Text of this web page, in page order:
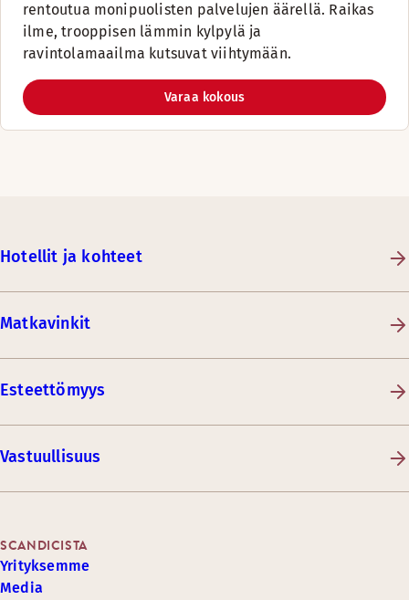
rentoutua monipuolisten palvelujen äärellä. Raikas
ilme, trooppisen lämmin kylpylä ja
ravintolamaailma kutsuvat viihtymään.
Varaa kokous
Hotellit ja kohteet
Matkavinkit
Esteettömyys
Vastuullisuus
SCANDICISTA
Yrityksemme
Media